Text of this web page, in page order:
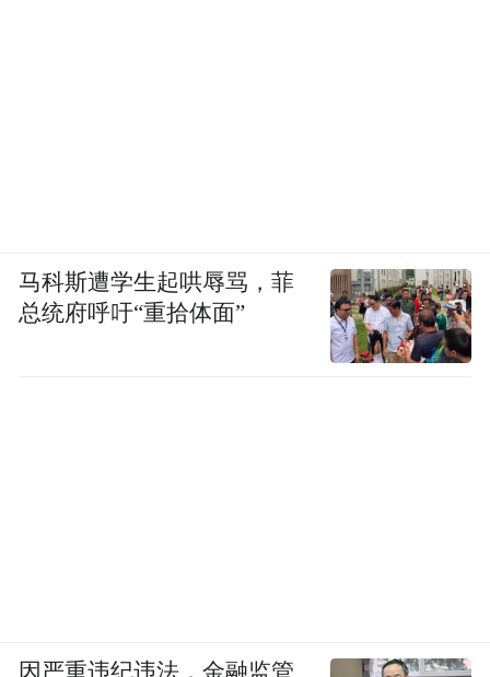
马科斯遭学生起哄辱骂，菲
总统府呼吁“重拾体面”
因严重违纪违法，金融监管